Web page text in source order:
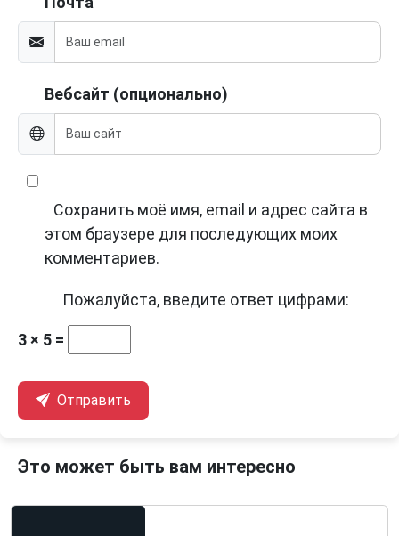
Вебсайт (опционально)
Сохранить моё имя, email и адрес сайта в
этом браузере для последующих моих
комментариев.
Пожалуйста, введите ответ цифрами:
3 × 5 =
Отправить
Это может быть вам интересно